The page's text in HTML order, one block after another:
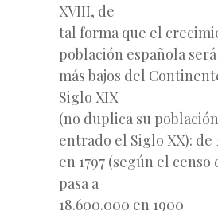
XVIII, de
tal forma que el
población española
más bajos del
Siglo XIX
(no duplica su
entrado el Siglo XX): de
en 1797 (según el censo
pasa a
18.600.000 en 1900